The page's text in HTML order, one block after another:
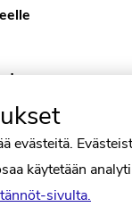
evästeitä.
käytetään
sivulta.